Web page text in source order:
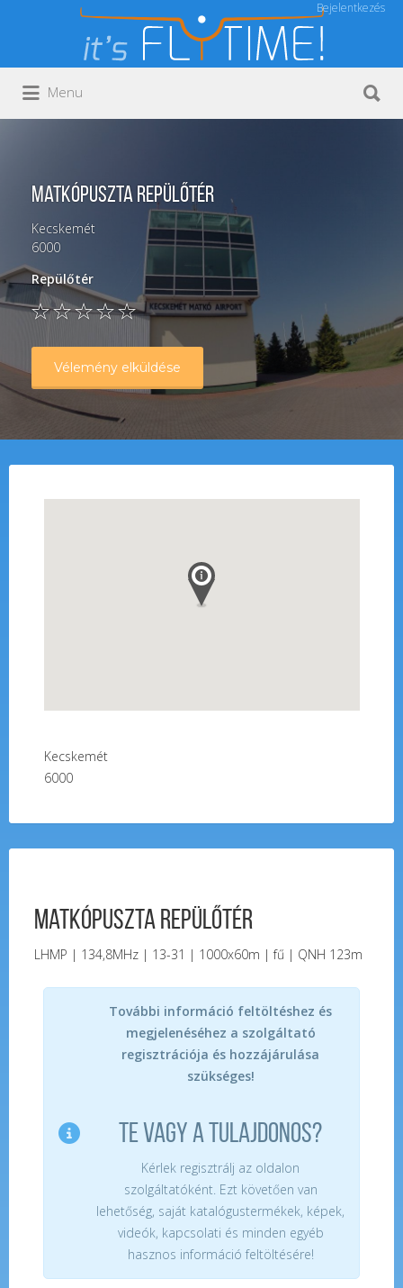
Bejelentkezés
Keresés:
Menu
Matkópuszta Repülőtér
Kecskemét
6000
Repülőtér
Vélemény elküldése
Kecskemét
6000
Matkópuszta Repülőtér
LHMP | 134,8MHz | 13-31 | 1000x60m | fű | QNH 123m
További információ feltöltéshez és
megjelenéséhez a szolgáltató
regisztrációja és hozzájárulása
szükséges!
TE VAGY A TULAJDONOS?
Kérlek regisztrálj az oldalon
szolgáltatóként. Ezt követően van
lehetőség, saját katalógustermékek, képek,
videók, kapcsolati és minden egyéb
hasznos információ feltöltésére!